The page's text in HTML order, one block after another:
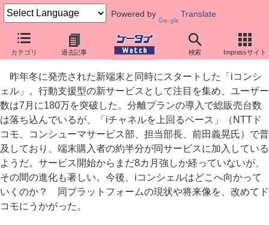
Powered by Translate
カテゴリ 過去記事 検索 Impressサイト
「モバイルプロジェクト・アワード2009」受賞者に聞く
180万契約を突破した「iコンシェル」の将来像
昨年冬に発売された新端末と同時にスタートした「iコンシ
ェル」。行動支援型の新サービスとして注目を集め、ユーザー
数は7月に180万を突破した。分離プランの導入で総販売台数
は落ち込んでいるが、「iチャネルを上回るペース」（NTTド
コモ、コンシューマサービス部、担当部長、前田義晃氏）で普
及しており、端末購入者の約半分が同サービスに加入している
ようだ。サービス開始からまだ8カ月強しか経っていないが、
その間の進化も著しい。今後、iコンシェルはどこへ向かって
いくのか？ 同プラットフォームの現状や将来像を、改めてド
コモにうかがった。